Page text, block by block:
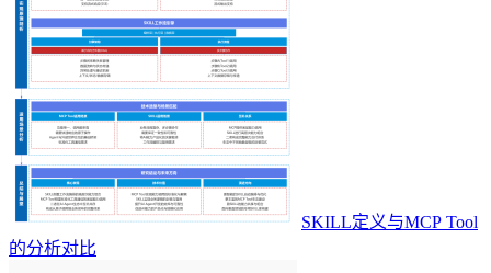
SKILL定义与MCP Tool
的分析对比